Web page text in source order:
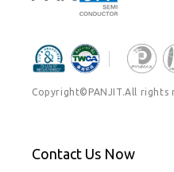
Copyright©PANJIT.All rights
Contact Us Now